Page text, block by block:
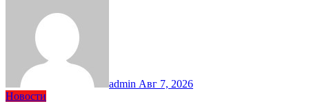
admin Авг 7, 2026
Новости